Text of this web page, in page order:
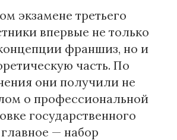
экзамене третьего
впервые не только
франшиз, но и
часть. По
они получили не
о профессиональной
государственного
— набор